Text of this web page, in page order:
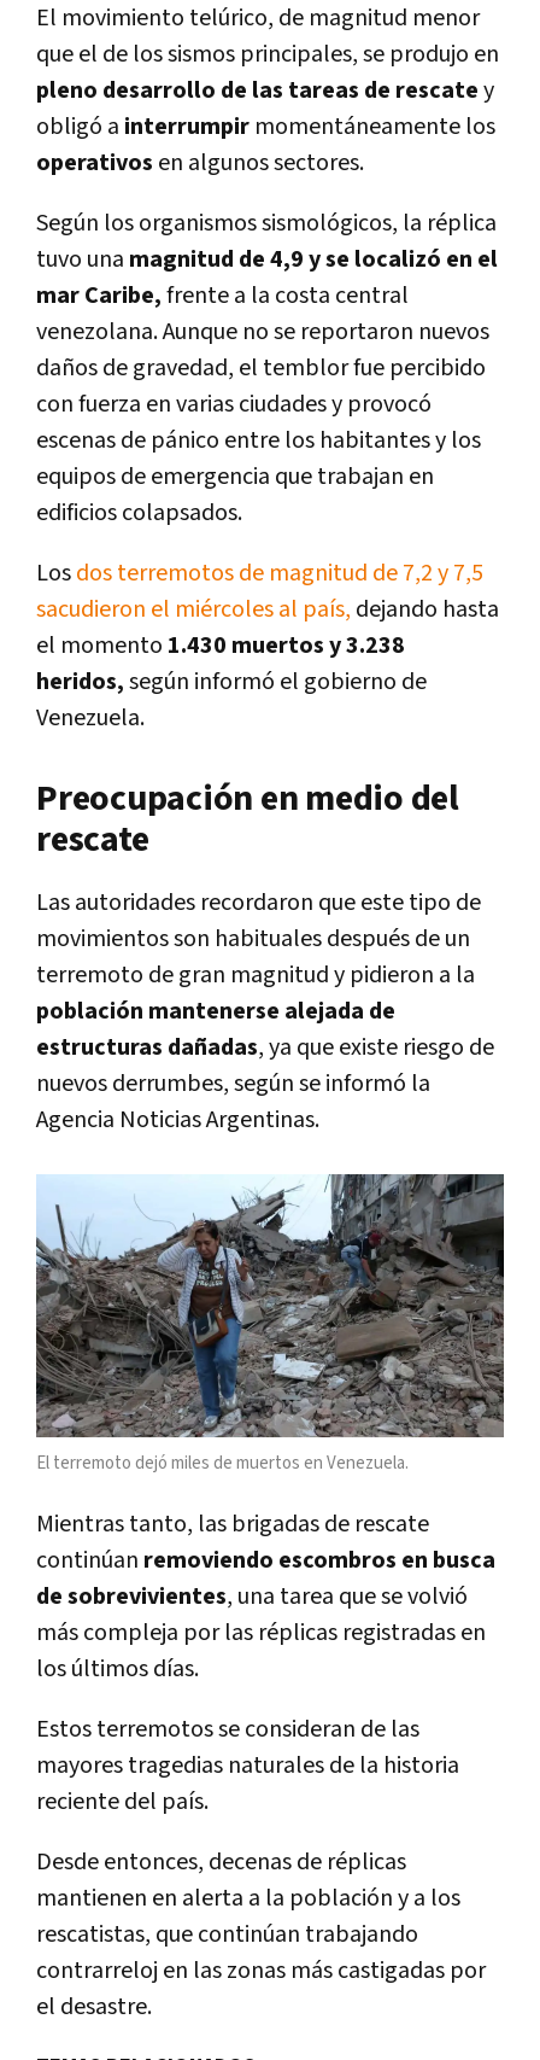
El movimiento telúrico, de magnitud menor
que el de los sismos principales, se produjo en
pleno desarrollo de las tareas de rescatey
obligó a interrumpir momentáneamente los
operativos en algunos sectores.
Según los organismos sismológicos, la réplica
tuvo una magnitud de 4,9 y se localizó en el
mar Caribe,frente a la costa central
venezolana. Aunque no se reportaron nuevos
daños de gravedad, el temblor fue percibido
con fuerza en varias ciudades y provocó
escenas de pánico entre los habitantes y los
equipos de emergencia que trabajan en
edificios colapsados.
Losdos terremotos de magnitud de 7,2 y 7,5
sacudieron el miércoles al país, dejando hasta
el momento 1.430 muertos y 3.238
heridos,según informó el gobierno de
Venezuela.
Preocupación en medio del
rescate
Las autoridades recordaron que este tipo de
movimientos son habituales después de un
terremoto de gran magnitud y pidieron a la
población mantenerse alejada de
estructuras dañadas, ya que existe riesgo de
nuevos derrumbes, según se informó la
Agencia Noticias Argentinas.
El terremoto dejó miles de muertos en Venezuela.
Mientras tanto, las brigadas de rescate
continúan removiendo escombros en busca
de sobrevivientes, una tarea que se volvió
más compleja por las réplicas registradas en
los últimos días.
Estos terremotos se consideran de las
mayores tragedias naturales de la historia
reciente del país.
Desde entonces, decenas de réplicas
mantienen en alerta a la población y a los
rescatistas, que continúan trabajando
contrarreloj en las zonas más castigadas por
el desastre.